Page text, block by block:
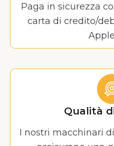
Paga in sicurezza
carta di credito/
Qualità
I nostri macchinari